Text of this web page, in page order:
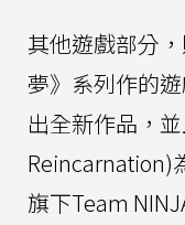
其他遊戲部分
夢》系列作的遊
出全新作品，
Reincarnation)
旗下Team